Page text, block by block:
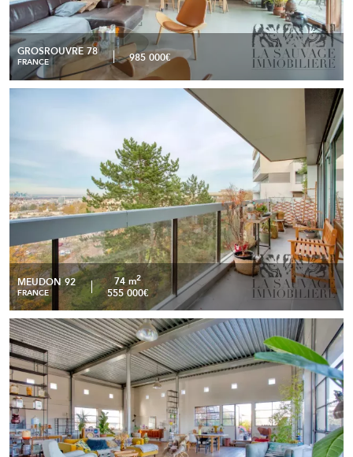
GROSROUVRE 78
FRANCE 985 000€
MEUDON 92
FRANCE
74 m2
555 000€
Appartement avec vue exceptionnelle sur Paris à moins de
15' de Montparnasse
READ MORE
Somptueux Loft traversant de 371,18 m2 avec une terrasse
de 184,76 m2 et un rooftop de 223,64 - Montreuil
READ MORE